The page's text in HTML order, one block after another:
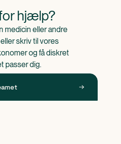
hjælp?
medicin eller andre
skriv til vores
og få diskret
passer dig.